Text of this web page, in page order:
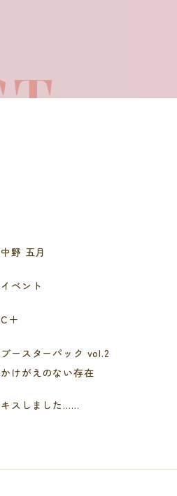
中野 五月
イベント
C＋
ブースターパック vol.2
かけがえのない存在
キスしました……